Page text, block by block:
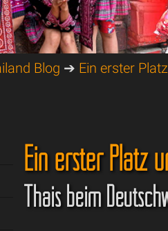
Blog ➔ Ein erster
Ein erster Platz
Thais beim